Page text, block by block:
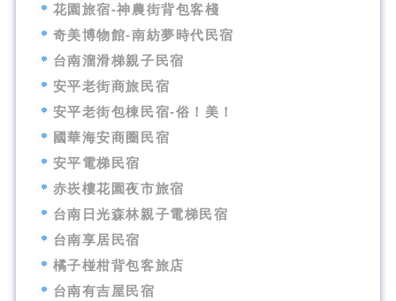
花園旅宿-神農街背包客棧
奇美博物館-南紡夢時代民宿
台南溜滑梯親子民宿
安平老街商旅民宿
安平老街包棟民宿-俗！美！
國華海安商圈民宿
安平電梯民宿
赤崁樓花園夜市旅宿
台南日光森林親子電梯民宿
台南享居民宿
橘子椪柑背包客旅店
台南有吉屋民宿